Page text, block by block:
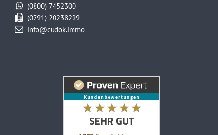
(0800) 7452300
(0791) 20238299
info@cudok.immo